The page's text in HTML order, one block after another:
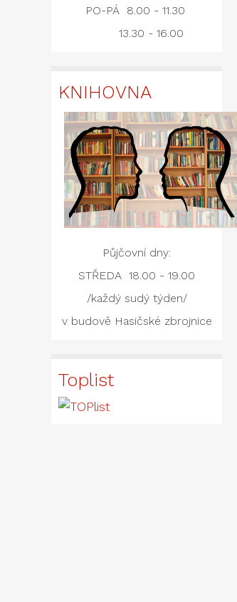
PO-PÁ 8.00 - 11.30
13.30 - 16.00
KNIHOVNA
Půjčovní dny:
STŘEDA 18.00 - 19.00
/každý sudý týden/
v budově Hasičské zbrojnice
Toplist